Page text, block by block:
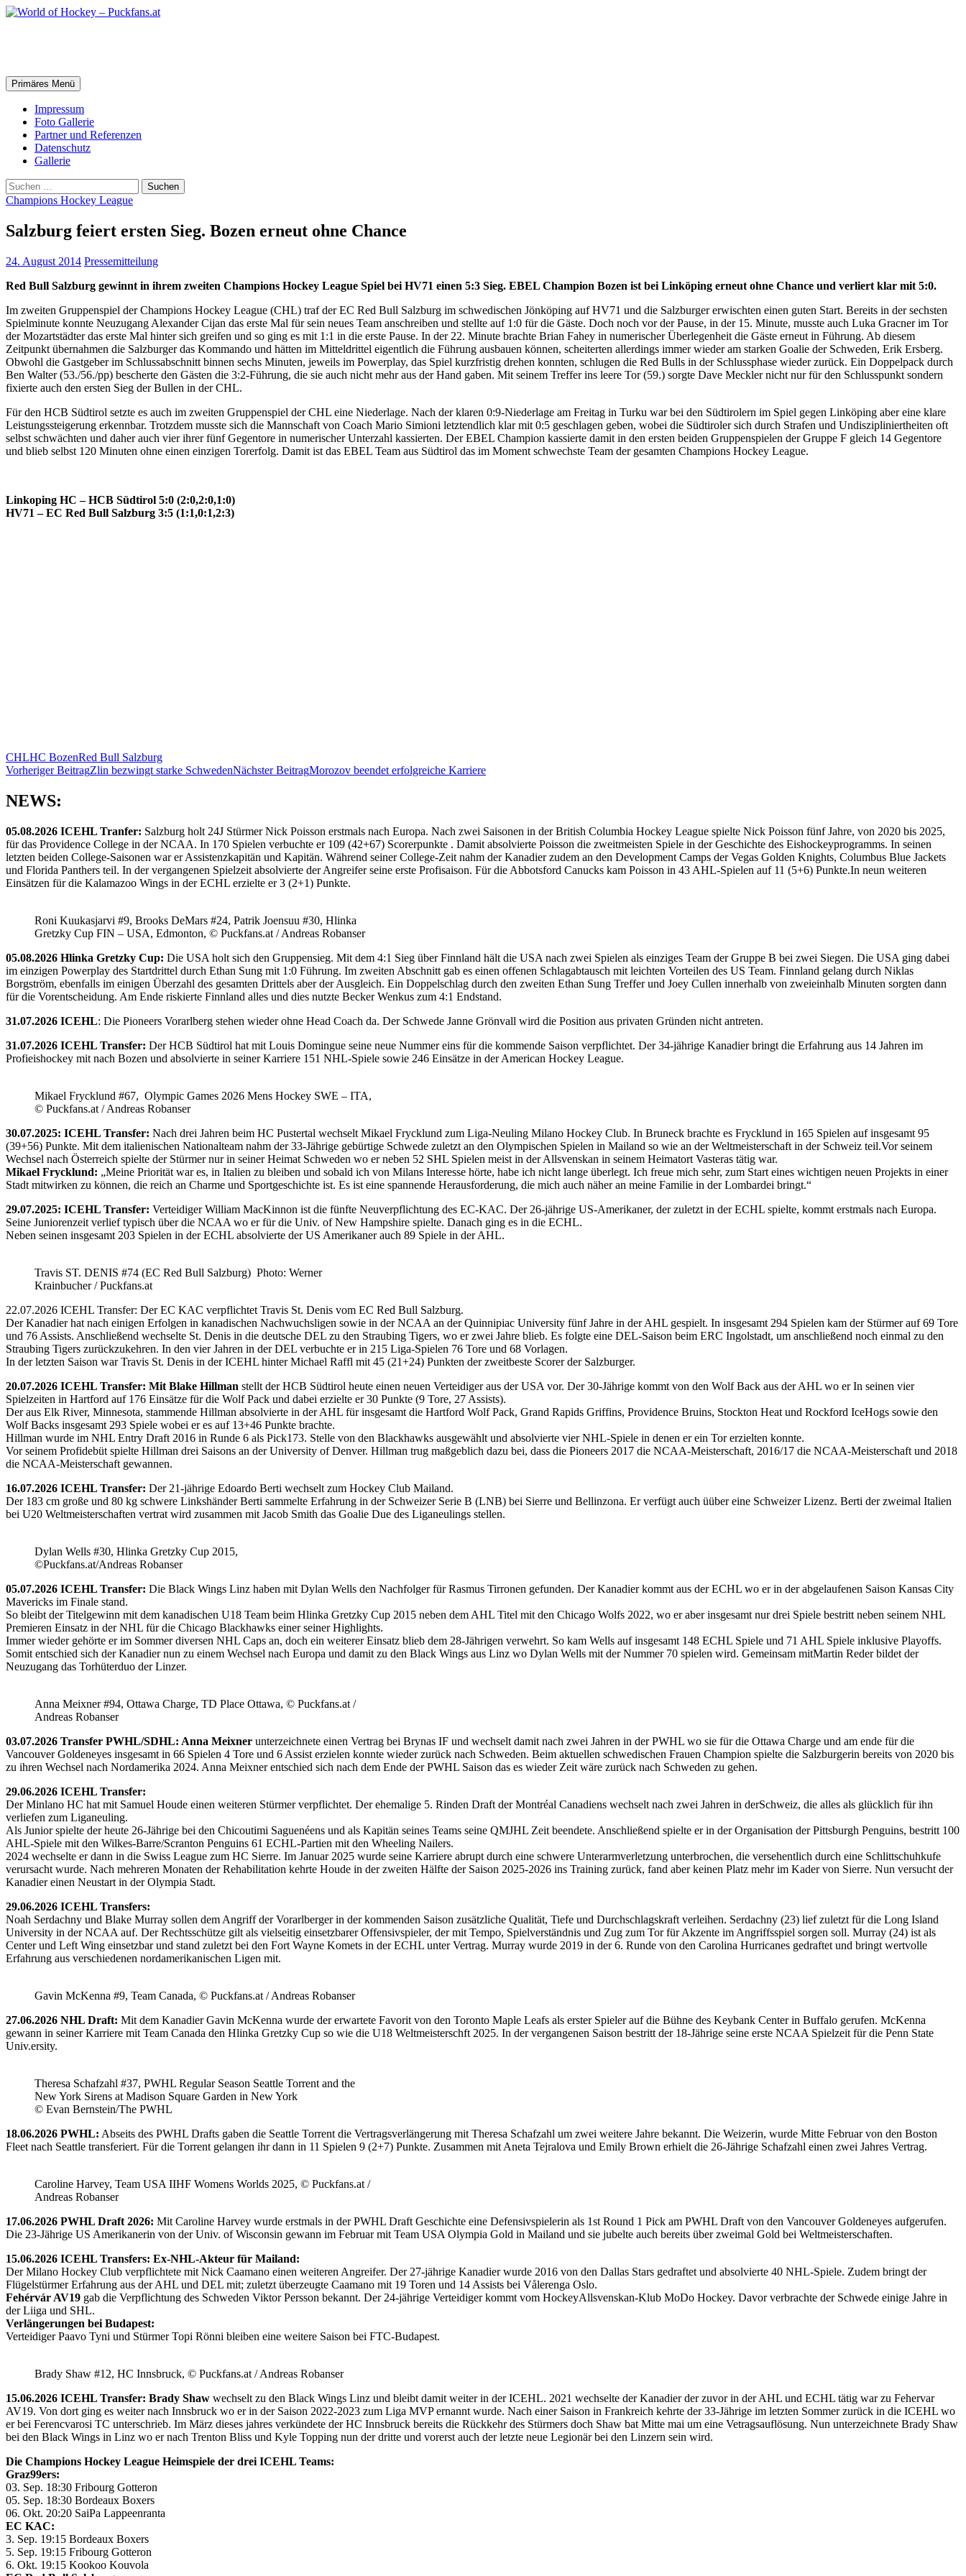
Zum
Suchen
Primäres Menü
Impressum
Foto Gallerie
Partner und Referenzen
Datenschutz
Gallerie
Suchen
nach:
Champions Hockey League
Salzburg feiert ersten Sieg. Bozen erneut ohne Chance
24. August 2014 Pressemitteilung
Red Bull Salzburg gewinnt in ihrem zweiten Champions Hockey League Spiel bei HV71 einen 5:3 Sieg. EBEL Champion Bozen ist bei Linköping erneut ohne Chance und verliert klar mit 5:0.
Im zweiten Gruppenspiel der Champions Hockey League (CHL) traf der EC Red Bull Salzburg im schwedischen Jönköping auf HV71 und die Salzburger erwischten einen guten Start. Bereits in der sechsten
Spielminute konnte Neuzugang Alexander Cijan das erste Mal für sein neues Team anschreiben und stellte auf 1:0 für die Gäste. Doch noch vor der Pause, in der 15. Minute, musste auch Luka Gracner im Tor
der Mozartstädter das erste Mal hinter sich greifen und so ging es mit 1:1 in die erste Pause. In der 22. Minute brachte Brian Fahey in numerischer Überlegenheit die Gäste erneut in Führung. Ab diesem
Zeitpunkt übernahmen die Salzburger das Kommando und hätten im Mitteldrittel eigentlich die Führung ausbauen können, scheiterten allerdings immer wieder am starken Goalie der Schweden, Erik Ersberg.
Obwohl die Gastgeber im Schlussabschnitt binnen sechs Minuten, jeweils im Powerplay, das Spiel kurzfristig drehen konnten, schlugen die Red Bulls in der Schlussphase wieder zurück. Ein Doppelpack durch
Ben Walter (53./56./pp) bescherte den Gästen die 3:2-Führung, die sie auch nicht mehr aus der Hand gaben. Mit seinem Treffer ins leere Tor (59.) sorgte Dave Meckler nicht nur für den Schlusspunkt sondern
fixierte auch den ersten Sieg der Bullen in der CHL.
Für den HCB Südtirol setzte es auch im zweiten Gruppenspiel der CHL eine Niederlage. Nach der klaren 0:9-Niederlage am Freitag in Turku war bei den Südtirolern im Spiel gegen Linköping aber eine klare
Leistungssteigerung erkennbar. Trotzdem musste sich die Mannschaft von Coach Mario Simioni letztendlich klar mit 0:5 geschlagen geben, wobei die Südtiroler sich durch Strafen und Undiszipliniertheiten oft
selbst schwächten und daher auch vier ihrer fünf Gegentore in numerischer Unterzahl kassierten. Der EBEL Champion kassierte damit in den ersten beiden Gruppenspielen der Gruppe F gleich 14 Gegentore
und blieb selbst 120 Minuten ohne einen einzigen Torerfolg. Damit ist das EBEL Team aus Südtirol das im Moment schwechste Team der gesamten Champions Hockey League.
Linkoping HC – HCB Südtirol 5:0 (2:0,2:0,1:0)
HV71 – EC Red Bull Salzburg 3:5 (1:1,0:1,2:3)
CHLHC BozenRed Bull Salzburg
Beitragsnavigation
Vorheriger BeitragZlin bezwingt starke SchwedenNächster BeitragMorozov beendet erfolgreiche Karriere
NEWS:
05.08.2026 ICEHL Tranfer: Salzburg holt 24J Stürmer Nick Poisson erstmals nach Europa. Nach zwei Saisonen in der British Columbia Hockey League spielte Nick Poisson fünf Jahre, von 2020 bis 2025,
für das Providence College in der NCAA. In 170 Spielen verbuchte er 109 (42+67) Scorerpunkte . Damit absolvierte Poisson die zweitmeisten Spiele in der Geschichte des Eishockeyprogramms. In seinen
letzten beiden College-Saisonen war er Assistenzkapitän und Kapitän. Während seiner College-Zeit nahm der Kanadier zudem an den Development Camps der Vegas Golden Knights, Columbus Blue Jackets
und Florida Panthers teil. In der vergangenen Spielzeit absolvierte der Angreifer seine erste Profisaison. Für die Abbotsford Canucks kam Poisson in 43 AHL-Spielen auf 11 (5+6) Punkte.In neun weiteren
Einsätzen für die Kalamazoo Wings in der ECHL erzielte er 3 (2+1) Punkte.
Roni Kuukasjarvi #9, Brooks DeMars #24, Patrik Joensuu #30, Hlinka
Gretzky Cup FIN – USA, Edmonton, © Puckfans.at / Andreas Robanser
05.08.2026 Hlinka Gretzky Cup: Die USA holt sich den Gruppensieg. Mit dem 4:1 Sieg über Finnland hält die USA nach zwei Spielen als einziges Team der Gruppe B bei zwei Siegen. Die USA ging dabei
im einzigen Powerplay des Startdrittel durch Ethan Sung mit 1:0 Führung. Im zweiten Abschnitt gab es einen offenen Schlagabtausch mit leichten Vorteilen des US Team. Finnland gelang durch Niklas
Borgström, ebenfalls im einigen Überzahl des gesamten Drittels aber der Ausgleich. Ein Doppelschlag durch den zweiten Ethan Sung Treffer und Joey Cullen innerhalb von zweieinhalb Minuten sorgten dann
für die Vorentscheidung. Am Ende riskierte Finnland alles und dies nutzte Becker Wenkus zum 4:1 Endstand.
31.07.2026 ICEHL: Die Pioneers Vorarlberg stehen wieder ohne Head Coach da. Der Schwede Janne Grönvall wird die Position aus privaten Gründen nicht antreten.
31.07.2026 ICEHL Transfer: Der HCB Südtirol hat mit Louis Domingue seine neue Nummer eins für die kommende Saison verpflichtet. Der 34-jährige Kanadier bringt die Erfahrung aus 14 Jahren im
Profieishockey mit nach Bozen und absolvierte in seiner Karriere 151 NHL-Spiele sowie 246 Einsätze in der American Hockey League.
Mikael Frycklund #67, Olympic Games 2026 Mens Hockey SWE – ITA,
© Puckfans.at / Andreas Robanser
30.07.2025: ICEHL Transfer: Nach drei Jahren beim HC Pustertal wechselt Mikael Frycklund zum Liga-Neuling Milano Hockey Club. In Bruneck brachte es Frycklund in 165 Spielen auf insgesamt 95
(39+56) Punkte. Mit dem italienischen Nationalteam nahm der 33-Jährige gebürtige Schwede zuletzt an den Olympischen Spielen in Mailand so wie an der Weltmeisterschaft in der Schweiz teil.Vor seinem
Wechsel nach Österreich spielte der Stürmer nur in seiner Heimat Schweden wo er neben 52 SHL Spielen meist in der Allsvenskan in seinem Heimatort Vasteras tätig war.
Mikael Frycklund: „Meine Priorität war es, in Italien zu bleiben und sobald ich von Milans Interesse hörte, habe ich nicht lange überlegt. Ich freue mich sehr, zum Start eines wichtigen neuen Projekts in einer
Stadt mitwirken zu können, die reich an Charme und Sportgeschichte ist. Es ist eine spannende Herausforderung, die mich auch näher an meine Familie in der Lombardei bringt.“
29.07.2025: ICEHL Transfer: Verteidiger William MacKinnon ist die fünfte Neuverpflichtung des EC-KAC. Der 26-jährige US-Amerikaner, der zuletzt in der ECHL spielte, kommt erstmals nach Europa.
Seine Juniorenzeit verlief typisch über die NCAA wo er für die Univ. of New Hampshire spielte. Danach ging es in die ECHL.
Neben seinen insgesamt 203 Spielen in der ECHL absolvierte der US Amerikaner auch 89 Spiele in der AHL.
Travis ST. DENIS #74 (EC Red Bull Salzburg) Photo: Werner
Krainbucher / Puckfans.at
22.07.2026 ICEHL Transfer: Der EC KAC verpflichtet Travis St. Denis vom EC Red Bull Salzburg.
Der Kanadier hat nach einigen Erfolgen in kanadischen Nachwuchsligen sowie in der NCAA an der Quinnipiac University fünf Jahre in der AHL gespielt. In insgesamt 294 Spielen kam der Stürmer auf 69 Tore
und 76 Assists. Anschließend wechselte St. Denis in die deutsche DEL zu den Straubing Tigers, wo er zwei Jahre blieb. Es folgte eine DEL-Saison beim ERC Ingolstadt, um anschließend noch einmal zu den
Straubing Tigers zurückzukehren. In den vier Jahren in der DEL verbuchte er in 215 Liga-Spielen 76 Tore und 68 Vorlagen.
In der letzten Saison war Travis St. Denis in der ICEHL hinter Michael Raffl mit 45 (21+24) Punkten der zweitbeste Scorer der Salzburger.
20.07.2026 ICEHL Transfer: Mit Blake Hillman stellt der HCB Südtirol heute einen neuen Verteidiger aus der USA vor. Der 30-Jährige kommt von den Wolf Back aus der AHL wo er In seinen vier
Spielzeiten in Hartford auf 176 Einsätze für die Wolf Pack und dabei erzielte er 30 Punkte (9 Tore, 27 Assists).
Der aus Elk River, Minnesota, stammende Hillman absolvierte in der AHL für insgesamt die Hartford Wolf Pack, Grand Rapids Griffins, Providence Bruins, Stockton Heat und Rockford IceHogs sowie den
Wolf Backs insgesamt 293 Spiele wobei er es auf 13+46 Punkte brachte.
Hillman wurde im NHL Entry Draft 2016 in Runde 6 als Pick173. Stelle von den Blackhawks ausgewählt und absolvierte vier NHL-Spiele in denen er ein Tor erzielten konnte.
Vor seinem Profidebüt spielte Hillman drei Saisons an der University of Denver. Hillman trug maßgeblich dazu bei, dass die Pioneers 2017 die NCAA-Meisterschaft, 2016/17 die NCAA-Meisterschaft und 2018
die NCAA-Meisterschaft gewannen.
16.07.2026 ICEHL Transfer: Der 21-jährige Edoardo Berti wechselt zum Hockey Club Mailand.
Der 183 cm große und 80 kg schwere Linkshänder Berti sammelte Erfahrung in der Schweizer Serie B (LNB) bei Sierre und Bellinzona. Er verfügt auch üüber eine Schweizer Lizenz. Berti der zweimal Italien
bei U20 Weltmeisterschaften vertrat wird zusammen mit Jacob Smith das Goalie Due des Liganeulings stellen.
Dylan Wells #30, Hlinka Gretzky Cup 2015,
©Puckfans.at/Andreas Robanser
05.07.2026 ICEHL Transfer: Die Black Wings Linz haben mit Dylan Wells den Nachfolger für Rasmus Tirronen gefunden. Der Kanadier kommt aus der ECHL wo er in der abgelaufenen Saison Kansas City
Mavericks im Finale stand.
So bleibt der Titelgewinn mit dem kanadischen U18 Team beim Hlinka Gretzky Cup 2015 neben dem AHL Titel mit den Chicago Wolfs 2022, wo er aber insgesamt nur drei Spiele bestritt neben seinem NHL
Premieren Einsatz in der NHL für die Chicago Blackhawks einer seiner Highlights.
Immer wieder gehörte er im Sommer diversen NHL Caps an, doch ein weiterer Einsatz blieb dem 28-Jährigen verwehrt. So kam Wells auf insgesamt 148 ECHL Spiele und 71 AHL Spiele inklusive Playoffs.
Somit entschied sich der Kanadier nun zu einem Wechsel nach Europa und damit zu den Black Wings aus Linz wo Dylan Wells mit der Nummer 70 spielen wird. Gemeinsam mitMartin Reder bildet der
Neuzugang das Torhüterduo der Linzer.
Anna Meixner #94, Ottawa Charge, TD Place Ottawa, © Puckfans.at /
Andreas Robanser
03.07.2026 Transfer PWHL/SDHL: Anna Meixner unterzeichnete einen Vertrag bei Brynas IF und wechselt damit nach zwei Jahren in der PWHL wo sie für die Ottawa Charge und am ende für die
Vancouver Goldeneyes insgesamt in 66 Spielen 4 Tore und 6 Assist erzielen konnte wieder zurück nach Schweden. Beim aktuellen schwedischen Frauen Champion spielte die Salzburgerin bereits von 2020 bis
zu ihren Wechsel nach Nordamerika 2024. Anna Meixner entschied sich nach dem Ende der PWHL Saison das es wieder Zeit wäre zurück nach Schweden zu gehen.
29.06.2026 ICEHL Transfer:
Der Minlano HC hat mit Samuel Houde einen weiteren Stürmer verpflichtet. Der ehemalige 5. Rinden Draft der Montréal Canadiens wechselt nach zwei Jahren in derSchweiz, die alles als glücklich für ihn
verliefen zum Liganeuling.
Als Junior spielte der heute 26-Jährige bei den Chicoutimi Saguenéens und als Kapitän seines Teams seine QMJHL Zeit beendete. Anschließend spielte er in der Organisation der Pittsburgh Penguins, bestritt 100
AHL-Spiele mit den Wilkes-Barre/Scranton Penguins 61 ECHL-Partien mit den Wheeling Nailers.
2024 wechselte er dann in die Swiss League zum HC Sierre. Im Januar 2025 wurde seine Karriere abrupt durch eine schwere Unterarmverletzung unterbrochen, die versehentlich durch eine Schlittschuhkufe
verursacht wurde. Nach mehreren Monaten der Rehabilitation kehrte Houde in der zweiten Hälfte der Saison 2025-2026 ins Training zurück, fand aber keinen Platz mehr im Kader von Sierre. Nun versucht der
Kanadier einen Neustart in der Olympia Stadt.
29.06.2026 ICEHL Transfers:
Noah Serdachny und Blake Murray sollen dem Angriff der Vorarlberger in der kommenden Saison zusätzliche Qualität, Tiefe und Durchschlagskraft verleihen. Serdachny (23) lief zuletzt für die Long Island
University in der NCAA auf. Der Rechtsschütze gilt als vielseitig einsetzbarer Offensivspieler, der mit Tempo, Spielverständnis und Zug zum Tor für Akzente im Angriffsspiel sorgen soll. Murray (24) ist als
Center und Left Wing einsetzbar und stand zuletzt bei den Fort Wayne Komets in der ECHL unter Vertrag. Murray wurde 2019 in der 6. Runde von den Carolina Hurricanes gedraftet und bringt wertvolle
Erfahrung aus verschiedenen nordamerikanischen Ligen mit.
Gavin McKenna #9, Team Canada, © Puckfans.at / Andreas Robanser
27.06.2026 NHL Draft: Mit dem Kanadier Gavin McKenna wurde der erwartete Favorit von den Toronto Maple Leafs als erster Spieler auf die Bühne des Keybank Center in Buffalo gerufen. McKenna
gewann in seiner Karriere mit Team Canada den Hlinka Gretzky Cup so wie die U18 Weltmeisterschft 2025. In der vergangenen Saison bestritt der 18-Jährige seine erste NCAA Spielzeit für die Penn State
Univ.ersity.
Theresa Schafzahl #37, PWHL Regular Season Seattle Torrent and the
New York Sirens at Madison Square Garden in New York
© Evan Bernstein/The PWHL
18.06.2026 PWHL: Abseits des PWHL Drafts gaben die Seattle Torrent die Vertragsverlängerung mit Theresa Schafzahl um zwei weitere Jahre bekannt. Die Weizerin, wurde Mitte Februar von den Boston
Fleet nach Seattle transferiert. Für die Torrent gelangen ihr dann in 11 Spielen 9 (2+7) Punkte. Zusammen mit Aneta Tejralova und Emily Brown erhielt die 26-Jährige Schafzahl einen zwei Jahres Vertrag.
Caroline Harvey, Team USA IIHF Womens Worlds 2025, © Puckfans.at /
Andreas Robanser
17.06.2026 PWHL Draft 2026: Mit Caroline Harvey wurde erstmals in der PWHL Draft Geschichte eine Defensivspielerin als 1st Round 1 Pick am PWHL Draft von den Vancouver Goldeneyes aufgerufen.
Die 23-Jährige US Amerikanerin von der Univ. of Wisconsin gewann im Februar mit Team USA Olympia Gold in Mailand und sie jubelte auch bereits über zweimal Gold bei Weltmeisterschaften.
15.06.2026 ICEHL Transfers: Ex-NHL-Akteur für Mailand:
Der Milano Hockey Club verpflichtete mit Nick Caamano einen weiteren Angreifer. Der 27-jährige Kanadier wurde 2016 von den Dallas Stars gedraftet und absolvierte 40 NHL-Spiele. Zudem bringt der
Flügelstürmer Erfahrung aus der AHL und DEL mit; zuletzt überzeugte Caamano mit 19 Toren und 14 Assists bei Vålerenga Oslo.
Fehérvár AV19 gab die Verpflichtung des Schweden Viktor Persson bekannt. Der 24-jährige Verteidiger kommt vom HockeyAllsvenskan-Klub MoDo Hockey. Davor verbrachte der Schwede einige Jahre in
der Liiga und SHL.
Verlängerungen bei Budapest:
Verteidiger Paavo Tyni und Stürmer Topi Rönni bleiben eine weitere Saison bei FTC-Budapest.
Brady Shaw #12, HC Innsbruck, © Puckfans.at / Andreas Robanser
15.06.2026 ICEHL Transfer: Brady Shaw wechselt zu den Black Wings Linz und bleibt damit weiter in der ICEHL. 2021 wechselte der Kanadier der zuvor in der AHL und ECHL tätig war zu Fehervar
AV19. Von dort ging es weiter nach Innsbruck wo er in der Saison 2022-2023 zum Liga MVP ernannt wurde. Nach einer Saison in Frankreich kehrte der 33-Jährige im letzten Sommer zurück in die ICEHL wo
er bei Ferencvarosi TC unterschrieb. Im März dieses jahres verkündete der HC Innsbruck bereits die Rückkehr des Stürmers doch Shaw bat Mitte mai um eine Vetragsauflösung. Nun unterzeichnete Brady Shaw
bei den Black Wings in Linz wo er nach Trenton Bliss und Kyle Topping nun der dritte und vorerst auch der letzte neue Legionär bei den Linzern sein wird.
Die Champions Hockey League Heimspiele der drei ICEHL Teams:
Graz99ers:
03. Sep. 18:30 Fribourg Gotteron
05. Sep. 18:30 Bordeaux Boxers
06. Okt. 20:20 SaiPa Lappeenranta
EC KAC:
3. Sep. 19:15 Bordeaux Boxers
5. Sep. 19:15 Fribourg Gotteron
6. Okt. 19:15 Kookoo Kouvola